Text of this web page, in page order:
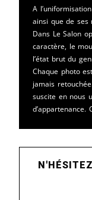
A
ainsi que de ses
Dans Le Salon
caractère, le
l’état brut du
Chaque photo
jamais
suscite en nous
d’appartenance.